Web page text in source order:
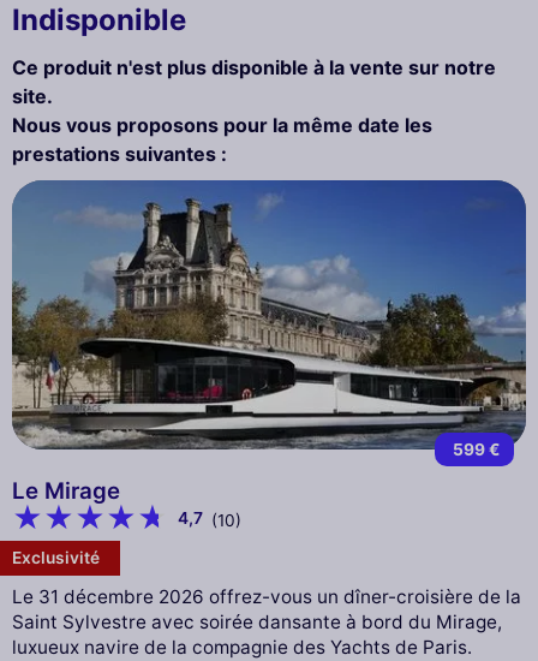
Indisponible
Ce produit n'est plus disponible à la vente sur notre
site.
Nous vous proposons pour la même date les
prestations suivantes :
599 €
Le Mirage
4,7 (10)
Exclusivité
Le 31 décembre 2026 offrez-vous un dîner-croisière de la
Saint Sylvestre avec soirée dansante à bord du Mirage,
luxueux navire de la compagnie des Yachts de Paris.